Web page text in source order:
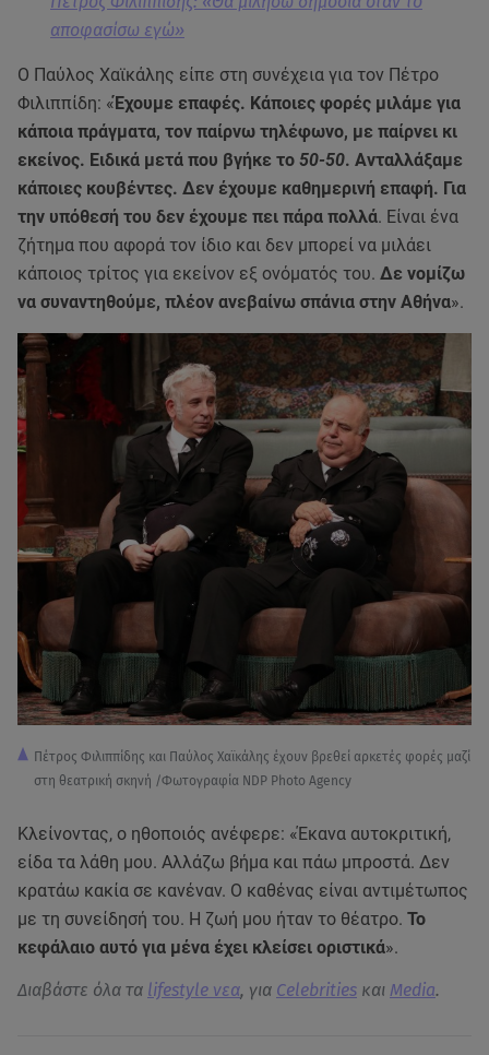
αποφασίσω εγώ»
Ο Παύλος Χαϊκάλης είπε στη συνέχεια για τον Πέτρο
Φιλιππίδη: «Έχουμε επαφές. Κάποιες φορές μιλάμε για
κάποια πράγματα, τον παίρνω τηλέφωνο, με παίρνει κι
εκείνος. Ειδικά μετά που βγήκε το 50-50. Ανταλλάξαμε
κάποιες κουβέντες. Δεν έχουμε καθημερινή επαφή. Για
την υπόθεσή του δεν έχουμε πει πάρα πολλά. Είναι ένα
ζήτημα που αφορά τον ίδιο και δεν μπορεί να μιλάει
κάποιος τρίτος για εκείνον εξ ονόματός του. Δε νομίζω
να συναντηθούμε, πλέον ανεβαίνω σπάνια στην Αθήνα».
Πέτρος Φιλιππίδης και Παύλος Χαϊκάλης έχουν βρεθεί αρκετές φορές μαζί
στη θεατρική σκηνή /Φωτογραφία NDP Photo Agency
Κλείνοντας, ο ηθοποιός ανέφερε: «Έκανα αυτοκριτική,
είδα τα λάθη μου. Αλλάζω βήμα και πάω μπροστά. Δεν
κρατάω κακία σε κανέναν. Ο καθένας είναι αντιμέτωπος
με τη συνείδησή του. Η ζωή μου ήταν το θέατρο. Το
κεφάλαιο αυτό για μένα έχει κλείσει οριστικά».
Διαβάστε όλα τα lifestyle νεα, για Celebrities και Media.